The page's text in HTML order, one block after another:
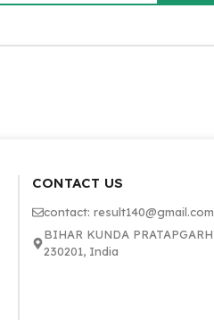
CONTACT US
contact: result140@gmail.com
BIHAR KUNDA PRATAPGARH
230201, India